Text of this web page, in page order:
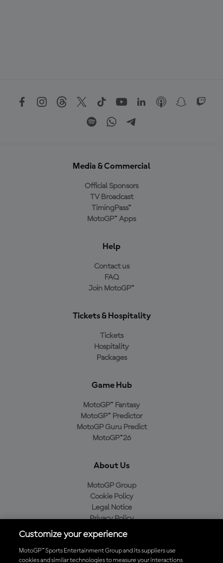
Media & Commercial
Official Sponsors
TV Broadcast
TimingPass™
MotoGP™ Apps
Help
Contact us
FAQ
Join MotoGP™
Tickets & Hospitality
Tickets
Hospitality
Packages
Game Hub
MotoGP™ Fantasy
MotoGP™ Predictor
MotoGP Guru Predict
MotoGP™26
About Us
MotoGP Group
Cookie Policy
Legal Notice
Privacy Policy
Purchase Policy
Customize your experience
MotoGP™ Sports Entertainment Group and its suppliers use
cookies and similar technologies to measure your interactions